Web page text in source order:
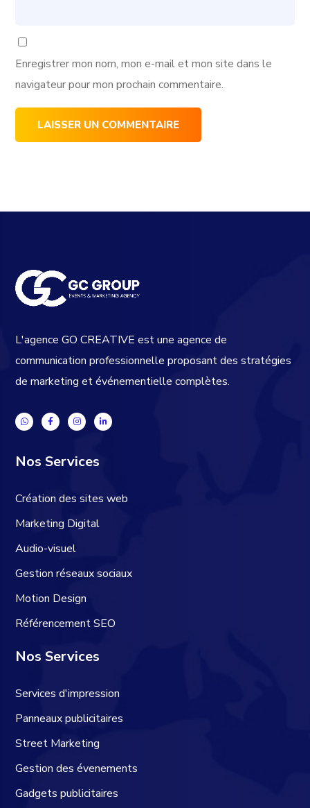
Enregistrer mon nom, mon e-mail et mon site dans le
navigateur pour mon prochain commentaire.
L'agence GO CREATIVE est une agence de
communication professionnelle proposant des stratégies
de marketing et événementielle complètes.
Nos Services
Création des sites web
Marketing Digital
Audio-visuel
Gestion réseaux sociaux
Motion Design
Référencement SEO
Nos Services
Services d'impression
Panneaux publicitaires
Street Marketing
Gestion des évenements
Gadgets publicitaires